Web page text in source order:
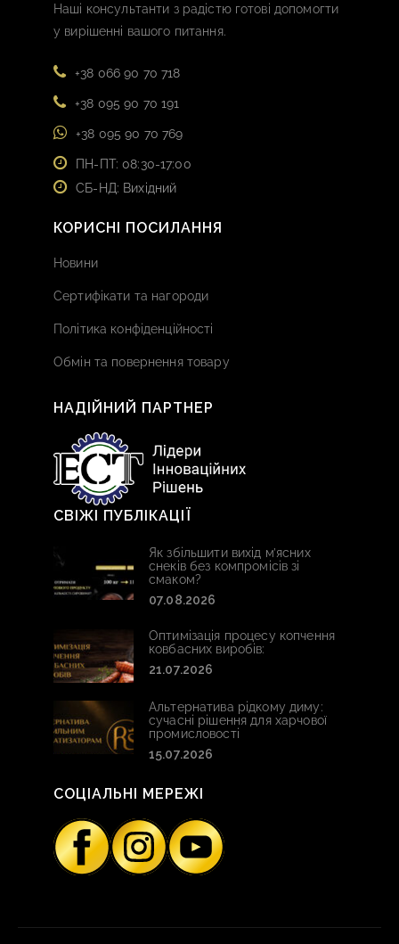
Наші консультанти з радістю готові допомогти
у вирішенні вашого питання.
+38 066 90 70 718
+38 095 90 70 191
+38 095 90 70 769
ПН-ПТ: 08:30-17:00
СБ-НД: Вихідний
КОРИСНІ ПОСИЛАННЯ
Новини
Сертифікати та нагороди
Політика конфіденційності
Обмін та повернення товару
НАДІЙНИЙ ПАРТНЕР
СВІЖІ ПУБЛІКАЦІЇ
Як збільшити вихід м’ясних
снеків без компромісів зі
смаком?
07.08.2026
Оптимізація процесу копчення
ковбасних виробів:
21.07.2026
Альтернатива рідкому диму:
сучасні рішення для харчової
промисловості
15.07.2026
СОЦІАЛЬНІ МЕРЕЖІ